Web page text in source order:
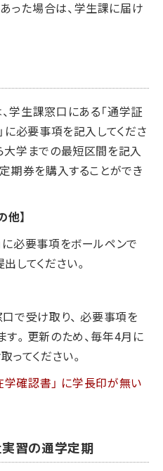
った場合は、学生課に届け
学生課窓口にある「通学証
に必要事項を記入してくださ
大学までの最短区間を記入
期券を購入することができ
他】
必要事項をボールペンで
してください。
で受け取り、 必要事項を
。更新のため、毎年4月に
ってください。
学確認書」 に学長印が無い
習の通学定期